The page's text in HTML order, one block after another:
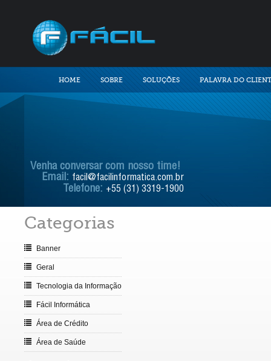
HOME SOBRE SOLUÇÕES PALAVRA DO
Venha conversar com nosso time!
Email: facil@facilinformatica.com.br
Telefone: +55 (31) 3319-1900
Categorias
Banner
Geral
Tecnologia da Informação
Fácil Informática
Área de Crédito
Área de Saúde